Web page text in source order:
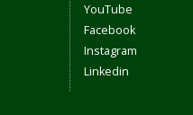
YouTube
Facebook
Instagram
Linkedin